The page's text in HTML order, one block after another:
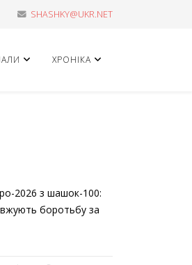
SHASHKY@UKR.NET
ХРОНІКА
2026 з шашок-100:
боротьбу за